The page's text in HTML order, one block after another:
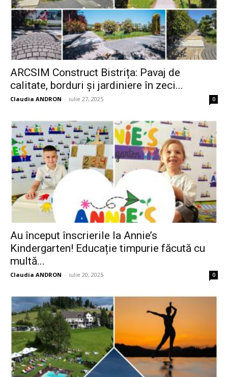
ARCSIM Construct Bistrița: Pavaj de
calitate, borduri și jardiniere în zeci...
Claudia ANDRON - iulie 27, 2025 0
Au început înscrierile la Annie’s
Kindergarten! Educație timpurie făcută cu
multă...
Claudia ANDRON - iulie 20, 2025 0